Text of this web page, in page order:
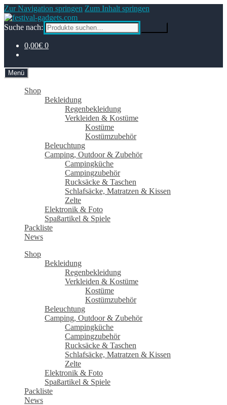
Zur Navigation springen Zum Inhalt springen
Suche nach:
0,00€ 0
Menü
Shop
Bekleidung
Regenbekleidung
Verkleiden & Kostüme
Kostüme
Kostümzubehör
Beleuchtung
Camping, Outdoor & Zubehör
Campingküche
Campingzubehör
Rucksäcke & Taschen
Schlafsäcke, Matratzen & Kissen
Zelte
Elektronik & Foto
Spaßartikel & Spiele
Packliste
News
Shop
Bekleidung
Regenbekleidung
Verkleiden & Kostüme
Kostüme
Kostümzubehör
Beleuchtung
Camping, Outdoor & Zubehör
Campingküche
Campingzubehör
Rucksäcke & Taschen
Schlafsäcke, Matratzen & Kissen
Zelte
Elektronik & Foto
Spaßartikel & Spiele
Packliste
News